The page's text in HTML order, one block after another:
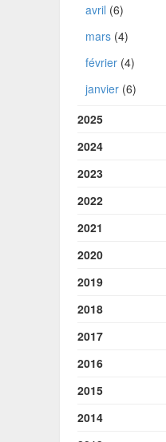
avril (6)
mars(4)
février(4)
janvier(6)
2025
2024
2023
2022
2021
2020
2019
2018
2017
2016
2015
2014